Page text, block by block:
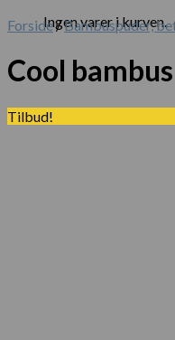
Ingen varer i kurven.
Forside/Bambuspuder,
Cool
Tilbud!